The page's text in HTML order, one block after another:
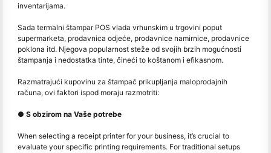
inventarijama.
Sada termalni štampar POS vlada vrhunskim u trgovini poput
supermarketa, prodavnica odjeće, prodavnice namirnice, prodavnice
poklona itd. Njegova popularnost steže od svojih brzih mogućnosti
štampanja i nedostatka tinte, čineći to koštanom i efikasnom.
Razmatrajući kupovinu za štampač prikupljanja maloprodajnih
računa, ovi faktori ispod moraju razmotriti:
● S obzirom na Vaše potrebe
When selecting a receipt printer for your business, it’s crucial to
evaluate your specific printing requirements. For traditional setups